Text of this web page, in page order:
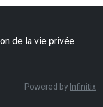
de la vie privée
Powered by Infinitix